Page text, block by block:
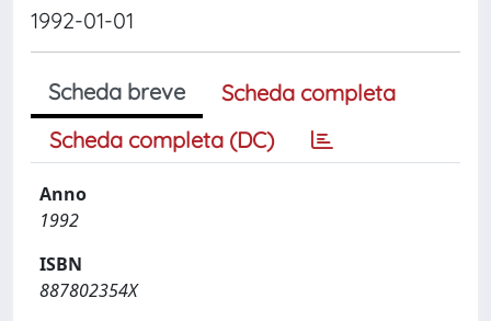
1992-01-01
Scheda breve
Scheda completa
Scheda completa (DC)
Anno
1992
ISBN
887802354X